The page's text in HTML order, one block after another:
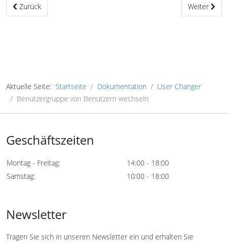
Vorheriger Beitrag: Benutzergruppe den Benutzern hinzufügen
Zurück Nächster
Weiter
Aktuelle Seite: Startseite Dokumentation
User Changer
Benutzergruppe von Benutzern wechseln
Geschäftszeiten
Montag - Freitag:
14:00 - 18:00
Samstag:
10:00 - 18:00
Newsletter
Tragen Sie sich in unseren Newsletter ein und erhalten Sie